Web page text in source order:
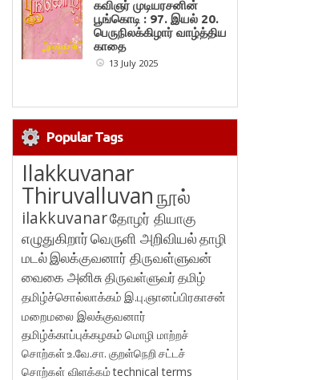
கவிஞர் முடியரசனின்
பூங்கொடி : 97. இயல் 20.
பெருநிலக்கிழார் வாழ்த்திய
காதை
13 July 2025
Popular Tags
Ilakkuvanar
Thiruvalluvanநூல்
ilakkuvanarதோழர் தியாகு
எழுதுகிறார்வெருளி அறிவியல்தாழி
மடல்இலக்குவனார் திருவள்ளுவன்
வைகை அனிசுதிருவள்ளுவர்தமிழ்
தமிழ்ச்சொல்லாக்கம் இ.பு.ஞானப்பிரகாசன்
மறைமலை இலக்குவனார்
தமிழ்க்காப்புக்கழகம் மொழி மாற்றச்
சொற்கள்உ.வே.சா. குறள்நெறி சட்டச்
சொற்கள் விளக்கம்technical terms